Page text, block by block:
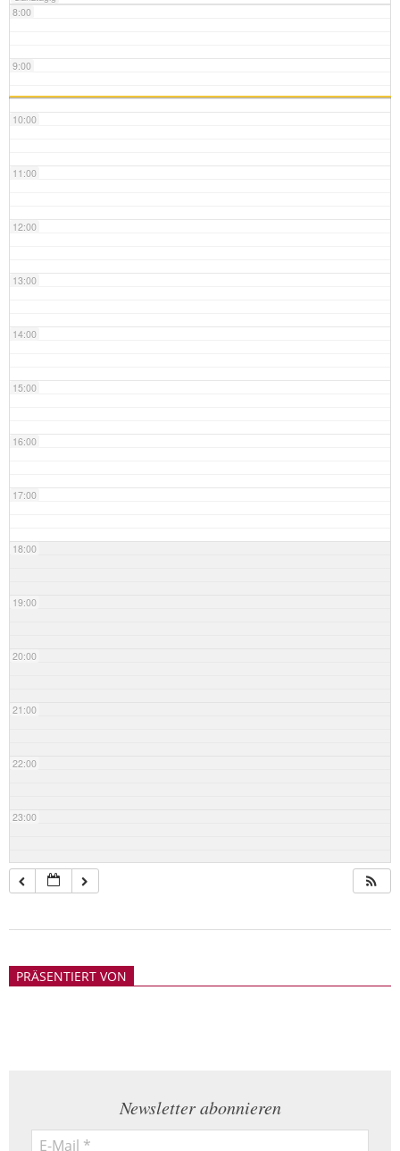
8:00
9:00
10:00
11:00
12:00
13:00
14:00
15:00
16:00
17:00
18:00
19:00
20:00
21:00
22:00
23:00
21PRÄSENTIERT VON
Newsletter abonnieren